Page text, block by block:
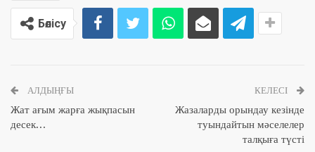
Бөлісу
АЛДЫҢҒЫ
Жат ағым жарға жықпасын
десек…
КЕЛЕСІ
Жазаларды орындау кезінде
туындайтын мәселелер
талқыға түсті